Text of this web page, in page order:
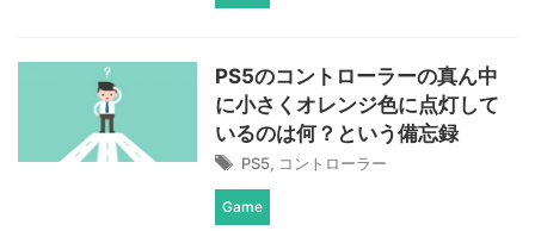
PS5のコントローラーの真ん中
に小さくオレンジ色に点灯して
いるのは何？という備忘録
PS5, コントローラー
Game